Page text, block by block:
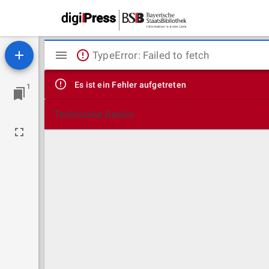
1
Mirador
Viewer
TypeError: Failed to fetch
Es ist ein Fehler aufgetreten
Technische Details